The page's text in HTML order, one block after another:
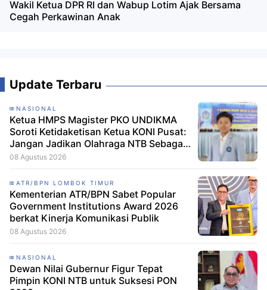
Wakil Ketua DPR RI dan Wabup Lotim Ajak Bersama
Cegah Perkawinan Anak
Update Terbaru
NASIONAL
Ketua HMPS Magister PKO UNDIKMA
Soroti Ketidaketisan Ketua KONI Pusat:
Jangan Jadikan Olahraga NTB Sebagai
Arena Kepentingan Sesaat
08 Agustus 2026
ATR/BPN LOMBOK TIMUR
Kementerian ATR/BPN Sabet Popular
Government Institutions Award 2026
berkat Kinerja Komunikasi Publik
08 Agustus 2026
NASIONAL
Dewan Nilai Gubernur Figur Tepat
Pimpin KONI NTB untuk Suksesi PON